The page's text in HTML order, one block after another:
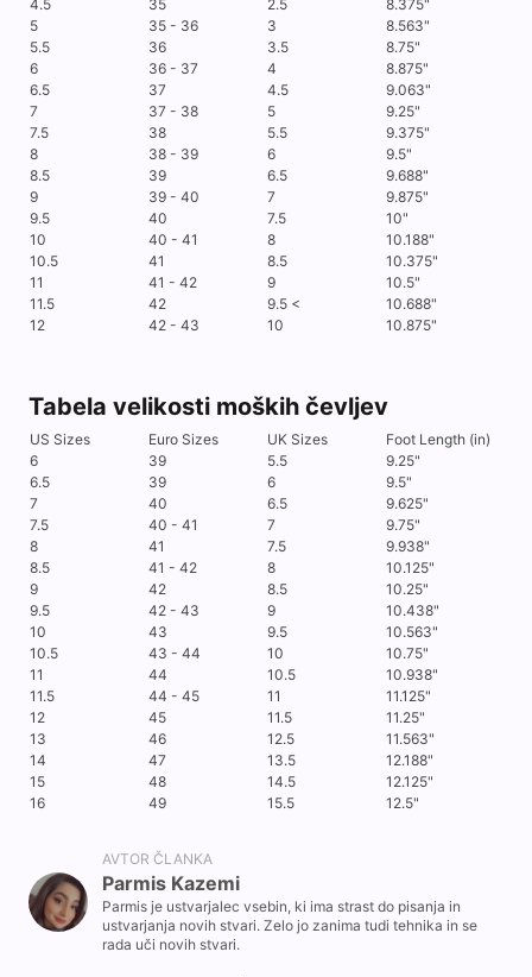
4.5 35 2.5
8.375"
5
35 - 36 3
8.563"
5.5
36 3.5
8.75"
6
36 - 37 4
8.875"
6.5
37 4.5
9.063"
7
37 - 38 5
9.25"
7.5
38 5.5
9.375"
8
38 - 39 6
9.5"
8.5
39 6.5
9.688"
9
39 - 40 7
9.875"
9.5
40 7.5
10"
10
40 - 41 8
10.188"
10.5
41 8.5
10.375"
11
41 - 42 9
10.5"
11.5
42 9.5 <
10.688"
12
42 - 43 10 10.875"
Tabela velikosti moških čevljev
US Sizes Euro Sizes UK Sizes
Foot Length (in)
6
39 5.5
9.25"
6.5
39 6
9.5"
7
40 6.5
9.625"
7.5
40 - 41 7
9.75"
8
41 7.5
9.938"
8.5
41 - 42 8
10.125"
9
42 8.5
10.25"
9.5
42 - 43 9
10.438"
10
43 9.5
10.563"
10.5
43 - 44 10
10.75"
11
44 10.5
10.938"
11.5
44 - 45 11
11.125"
12
45 11.5
11.25"
13
46 12.5
11.563"
14
47 13.5
12.188"
15
48 14.5
12.125"
16
49 15.5 12.5"
AVTOR ČLANKA
Parmis Kazemi
Parmis je ustvarjalec vsebin, ki ima strast do pisanja in
ustvarjanja novih stvari. Zelo jo zanima tudi tehnika in se
rada uči novih stvari.